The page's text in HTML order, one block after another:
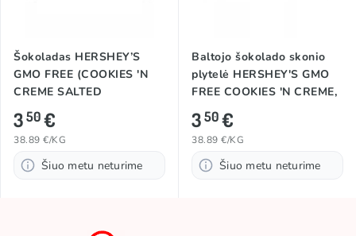
Šokoladas HERSHEY’S
GMO FREE (COOKIES 'N
CREME SALTED
CARAMEL), 90g
350€
38.89 €/KG
Šiuo metu neturime
Baltojo šokolado skonio
plytelė HERSHEY'S GMO
FREE COOKIES 'N CREME,
90g
350€
38.89 €/KG
Šiuo metu neturime